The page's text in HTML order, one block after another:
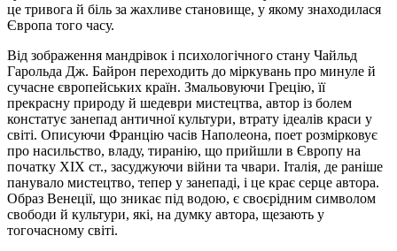
це тривога й біль за жахливе становище, у якому знаходилася
Європа того часу.
Від зображення мандрівок і психологічного стану Чайльд
Гарольда Дж. Байрон переходить до міркувань про минуле й
сучасне європейських країн. Змальовуючи Грецію, її
прекрасну природу й шедеври мистецтва, автор із болем
констатує занепад античної культури, втрату ідеалів краси у
світі. Описуючи Францію часів Наполеона, поет розмірковує
про насильство, владу, тиранію, що прийшли в Європу на
початку XIX ст., засуджуючи війни та чвари. Італія, де раніше
панувало мистецтво, тепер у занепаді, і це крає серце автора.
Образ Венеції, що зникає під водою, є своєрідним символом
свободи й культури, які, на думку автора, щезають у
тогочасному світі.